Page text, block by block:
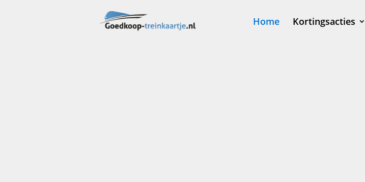
Home Kortingsacties